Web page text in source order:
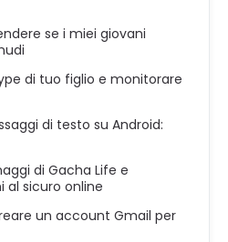
se i miei giovani
di tuo figlio e monitorare
di testo su Android:
di Gacha Life e
al sicuro online
un account Gmail per